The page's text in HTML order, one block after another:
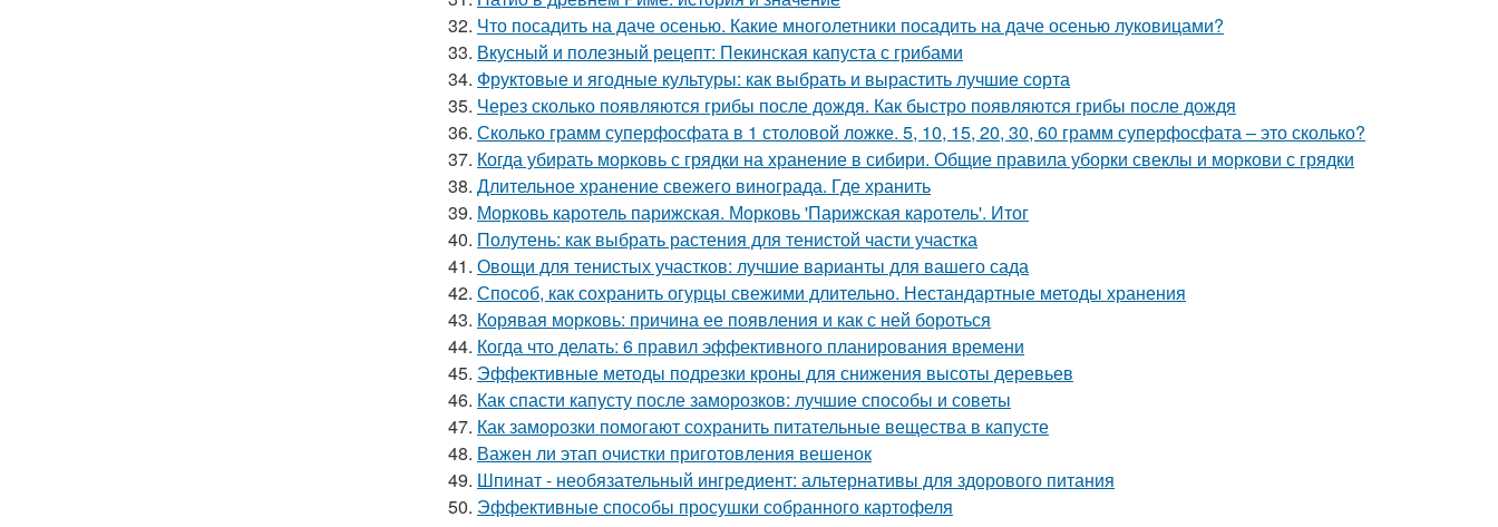
32. Что посадить на даче осенью. Какие многолетники посадить на даче осенью луковицами?
33. Вкусный и полезный рецепт: Пекинская капуста с грибами
34. Фруктовые и ягодные культуры: как выбрать и вырастить лучшие сорта
35. Через сколько появляются грибы после дождя. Как быстро появляются грибы после дождя
36. Сколько грамм суперфосфата в 1 столовой ложке. 5, 10, 15, 20, 30, 60 грамм суперфосфата – это сколько?
37. Когда убирать морковь с грядки на хранение в сибири. Общие правила уборки свеклы и моркови с грядки
38. Длительное хранение свежего винограда. Где хранить
39. Морковь каротель парижская. Морковь 'Парижская каротель'. Итог
40. Полутень: как выбрать растения для тенистой части участка
41. Овощи для тенистых участков: лучшие варианты для вашего сада
42. Способ, как сохранить огурцы свежими длительно. Нестандартные методы хранения
43. Корявая морковь: причина ее появления и как с ней бороться
44. Когда что делать: 6 правил эффективного планирования времени
45. Эффективные методы подрезки кроны для снижения высоты деревьев
46. Как спасти капусту после заморозков: лучшие способы и советы
47. Как заморозки помогают сохранить питательные вещества в капусте
48. Важен ли этап очистки приготовления вешенок
49. Шпинат - необязательный ингредиент: альтернативы для здорового питания
50. Эффективные способы просушки собранного картофеля